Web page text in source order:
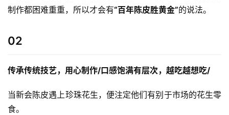
佛
艺
策
法
制作都困难重重，所以才会有“百年陈皮胜黄金”的说法。
02
传承传统技艺，用心制作/口感饱满有层次，越吃越想吃/
当新会陈皮遇上珍珠花生，便注定他们有别于市场的花生零
食。